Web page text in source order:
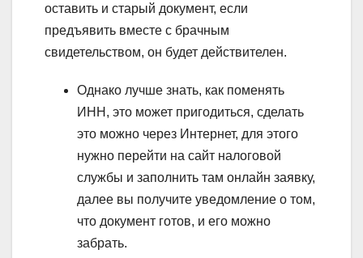
оставить и старый документ, если
предъявить вместе с брачным
свидетельством, он будет действителен.
Однако лучше знать, как поменять
ИНН, это может пригодиться, сделать
это можно через Интернет, для этого
нужно перейти на сайт налоговой
службы и заполнить там онлайн заявку,
далее вы получите уведомление о том,
что документ готов, и его можно
забрать.